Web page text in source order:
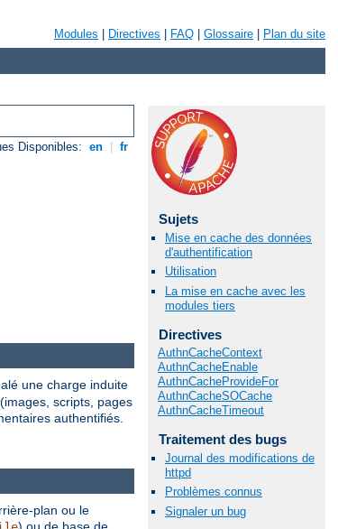
Modules Directives FAQ Glossaire Plan du site
Disponibles: en fr
Sujets
Mise en cache des données
d'authentification
Utilisation
La mise en cache avec les
modules tiers
Directives
AuthnCacheContext
AuthnCacheEnable
AuthnCacheProvideFor
AuthnCacheSOCache
AuthnCacheTimeout
Traitement des bugs
Journal des modifications de
httpd
Problèmes connus
Signaler un bug
une charge induite
scripts, pages
authentifiés.
plan ou le